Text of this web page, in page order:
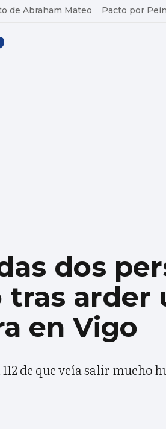
de Abraham Mateo Pacto por
dos
arder
en Vigo
de que veía salir mucho